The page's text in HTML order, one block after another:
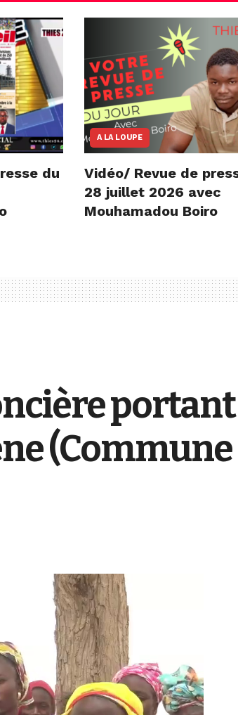
du
A LA LOUPE
Vidéo/ Revue de
28 juillet 2026 avec
Mouhamadou Boiro
portant
(Commune